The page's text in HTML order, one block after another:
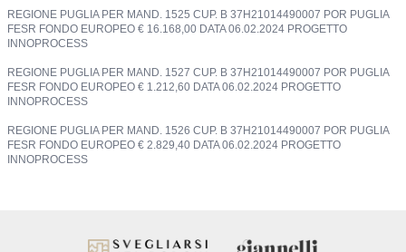
REGIONE PUGLIA PER MAND. 1525 CUP. B 37H21014490007 POR PUGLIA
FESR FONDO EUROPEO € 16.168,00 DATA 06.02.2024 PROGETTO
INNOPROCESS
REGIONE PUGLIA PER MAND. 1527 CUP. B 37H21014490007 POR PUGLIA
FESR FONDO EUROPEO € 1.212,60 DATA 06.02.2024 PROGETTO
INNOPROCESS
REGIONE PUGLIA PER MAND. 1526 CUP. B 37H21014490007 POR PUGLIA
FESR FONDO EUROPEO € 2.829,40 DATA 06.02.2024 PROGETTO
INNOPROCESS